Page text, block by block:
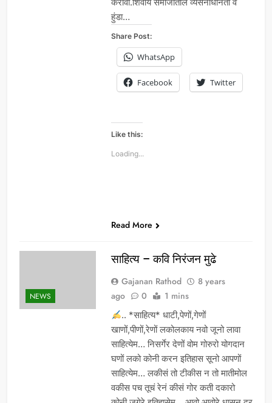
हुंडा…
Share Post:
WhatsApp
Facebook Twitter
Like this:
Loading...
Read More
NEWS
साहित्य – कवि निरंजन मुढे
Gajanan Rathod
8 years
ago
0 1 mins
.. *साहित्य* धाटी,पेणों,गेणों
खाणों,पीणों,रेणों लकोलकाय नवो जूनो लावा
साहित्येम… निसर्गेर देणों वोम गोरुरो योगदान
घणों लको कोनी करन इतिहास सूनो आपणों
साहित्येम… लकीसं तो टीकीस न तो मातीमोल
वकीस पच तूचं रेनं कीसं गोर कती दकारो